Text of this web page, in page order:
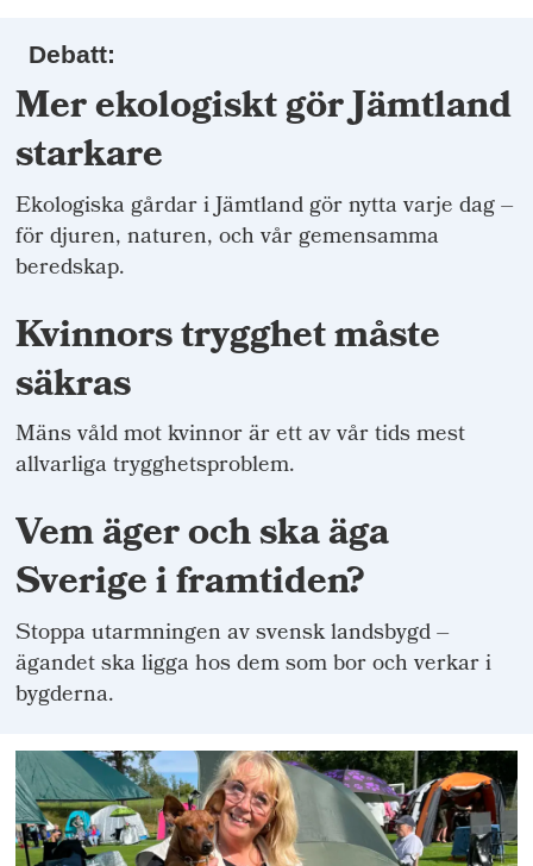
Debatt:
Mer ekologiskt gör Jämtland
starkare
Ekologiska gårdar i Jämtland gör nytta varje dag –
för djuren, naturen, och vår gemensamma
beredskap.
Kvinnors trygghet måste
säkras
Mäns våld mot kvinnor är ett av vår tids mest
allvarliga trygghetsproblem.
Vem äger och ska äga
Sverige i framtiden?
Stoppa utarmningen av svensk landsbygd –
ägandet ska ligga hos dem som bor och verkar i
bygderna.